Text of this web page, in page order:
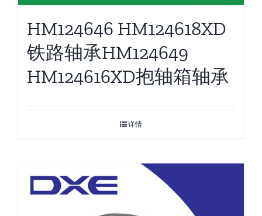
HM124646 HM124618XD
铁路轴承HM124649
HM124616XD抱轴箱轴承
详情